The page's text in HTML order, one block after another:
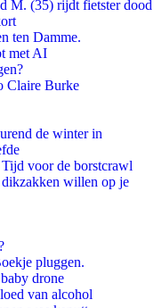
M. (35) rijdt fietster dood
ten Damme.
met AI
Claire Burke
de winter in
voor de borstcrawl
willen op je
pluggen.
drone
van alcohol